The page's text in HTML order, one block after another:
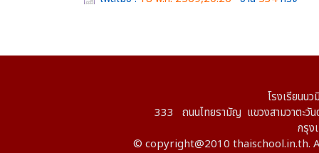
โรงเรียนน
333 ถนนไทยรามัญ แขวงสามวาตะวันต
กรุง
© copyright@2010 thaischool.in.th.